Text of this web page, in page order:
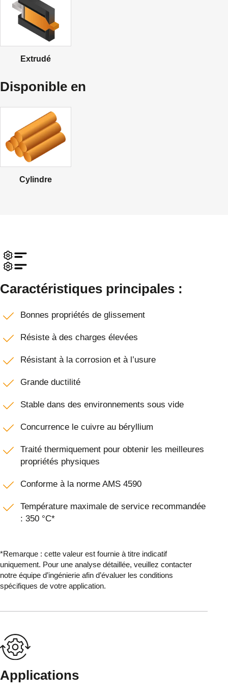
Extrudé
Disponible en
Cylindre
Caractéristiques principales :
Bonnes propriétés de glissement
Résiste à des charges élevées
Résistant à la corrosion et à l’usure
Grande ductilité
Stable dans des environnements sous vide
Concurrence le cuivre au béryllium
Traité thermiquement pour obtenir les meilleures
propriétés physiques
Conforme à la norme AMS 4590
Température maximale de service recommandée
: 350 °C*
*Remarque : cette valeur est fournie à titre indicatif
uniquement. Pour une analyse détaillée, veuillez contacter
notre équipe d’ingénierie afin d’évaluer les conditions
spécifiques de votre application.
Applications